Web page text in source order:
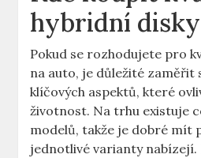
hybridní disky
Pokud ⁣se rozhodujete pro
na⁤ auto, je důležité zaměřit
klíčových aspektů, které
životnost. Na trhu existuje
modelů, takže je dobré mít⁢
jednotlivé ⁢varianty nabízejí.